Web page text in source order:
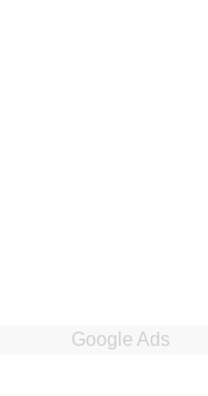
Google Ads